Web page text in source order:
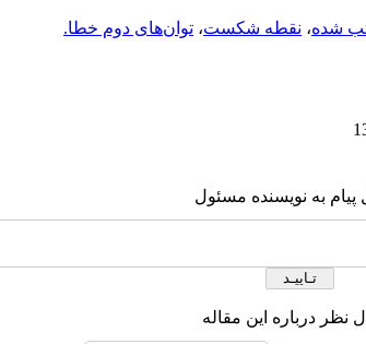
شده، نقطه شکست، توان‌های دوم خطا.
پیام به نویسنده مسئول
نظر درباره این مقاله